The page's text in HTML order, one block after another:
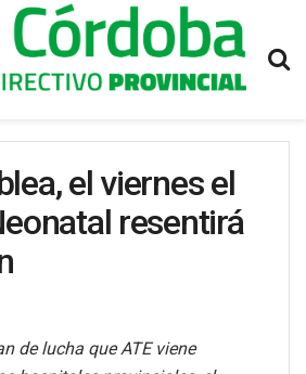
el viernes el
resentirá
de lucha que ATE viene